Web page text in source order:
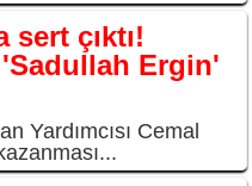
sert çıktı!
Ergin'
Yardımcısı Cemal